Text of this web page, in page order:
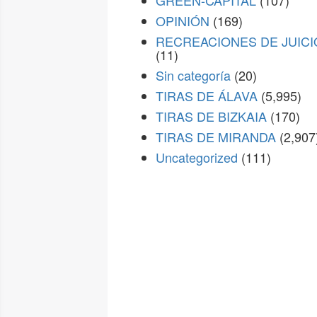
OPINIÓN (169)
RECREACIONES DE
(11)
Sin categoría (20)
TIRAS DE ÁLAVA (5,995)
TIRAS DE BIZKAIA (170)
TIRAS DE MIRANDA
Uncategorized (111)